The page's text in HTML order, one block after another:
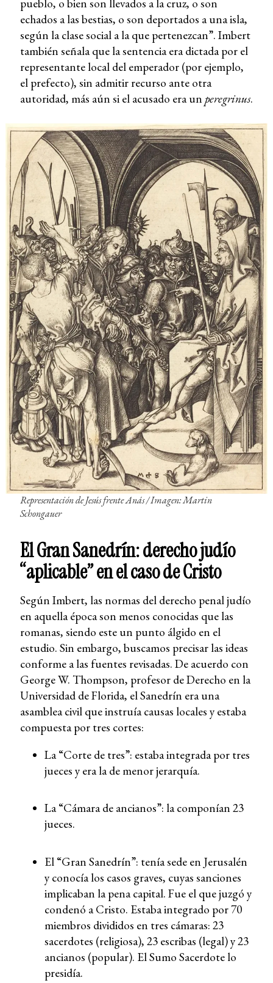
pueblo, o bien son llevados a la cruz, o son
echados a las bestias, o son deportados a una isla,
según la clase social a la que pertenezcan”. Imbert
también señala que la sentencia era dictada por el
representante local del emperador (por ejemplo,
el prefecto), sin admitir recurso ante otra
autoridad, más aún si el acusado era un peregrinus.
Representación de Jesús frente Anás / Imagen: Martin
Schongauer
El Gran Sanedrín: derecho judío
“aplicable” en el caso de Cristo
Según Imbert, las normas del derecho penal judío
en aquella época son menos conocidas que las
romanas, siendo este un punto álgido en el
estudio. Sin embargo, buscamos precisar las ideas
conforme a las fuentes revisadas. De acuerdo con
George W. Thompson, profesor de Derecho en la
Universidad de Florida, el Sanedrín era una
asamblea civil que instruía causas locales y estaba
compuesta por tres cortes:
La “Corte de tres”: estaba integrada por tres
jueces y era la de menor jerarquía.
La “Cámara de ancianos”: la componían 23
jueces.
El “Gran Sanedrín”: tenía sede en Jerusalén
y conocía los casos graves, cuyas sanciones
implicaban la pena capital. Fue el que juzgó y
condenó a Cristo. Estaba integrado por 70
miembros divididos en tres cámaras: 23
sacerdotes (religiosa), 23 escribas (legal) y 23
ancianos (popular). El Sumo Sacerdote lo
presidía.